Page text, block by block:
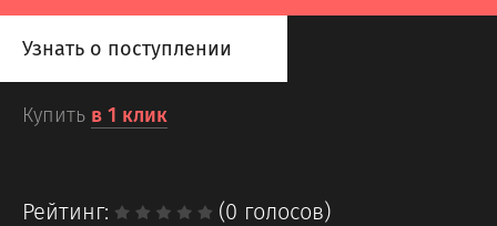
Узнать о поступлении
Купить в 1 клик
Рейтинг: (0 голосов)